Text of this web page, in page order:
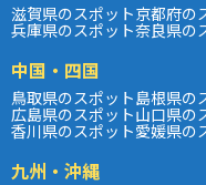
滋賀県のスポット京都府の
兵庫県のスポット奈良県の
中国・四国
鳥取県のスポット島根県の
広島県のスポット山口県の
香川県のスポット愛媛県の
九州・沖縄